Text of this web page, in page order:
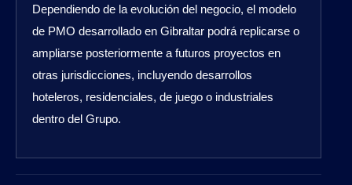
Dependiendo de la evolución del negocio, el modelo
de PMO desarrollado en Gibraltar podrá replicarse o
ampliarse posteriormente a futuros proyectos en
otras jurisdicciones, incluyendo desarrollos
hoteleros, residenciales, de juego o industriales
dentro del Grupo.